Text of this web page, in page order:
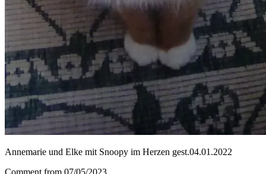
Annemarie und Elke mit Snoopy im Herzen gest.04.01.2022